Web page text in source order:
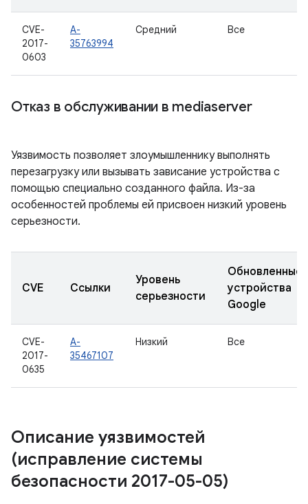
CVE-
2017-
0603
A-
35763994
Средний Все
Отказ в обслуживании в mediaserver
Уязвимость позволяет злоумышленнику выполнять
перезагрузку или вызывать зависание устройства с
помощью специально созданного файла. Из-за
особенностей проблемы ей присвоен низкий уровень
серьезности.
CVE Ссылки
Уровень
серьезности
Обновленные
устройства
Google
CVE-
2017-
0635
A-
35467107
Низкий Все
Описание уязвимостей
(исправление системы
безопасности 2017-05-05)